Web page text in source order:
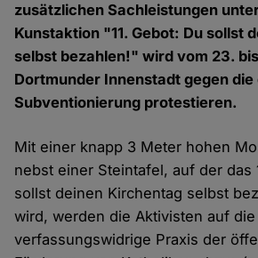
zusätzlichen Sachleistungen
Kunstaktion "11. Gebot: Du sollst
selbst bezahlen!" wird vom 23.
Dortmunder Innenstadt gegen die
Subventionierung protestieren.
Mit einer knapp 3 Meter hohen
nebst einer Steintafel, auf der das
sollst deinen Kirchentag selbst
wird, werden die Aktivisten auf die
verfassungswidrige Praxis der